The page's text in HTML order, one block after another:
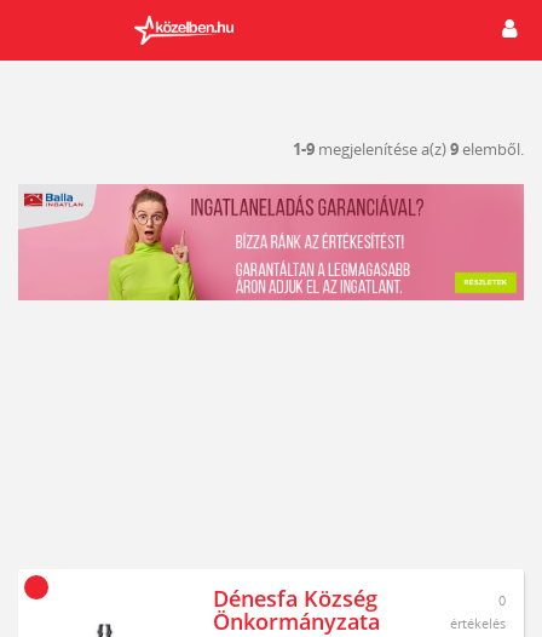
1-9 megjelenítése a(z)9elemből.
Dénesfa Község
Önkormányzata
0
értékelés